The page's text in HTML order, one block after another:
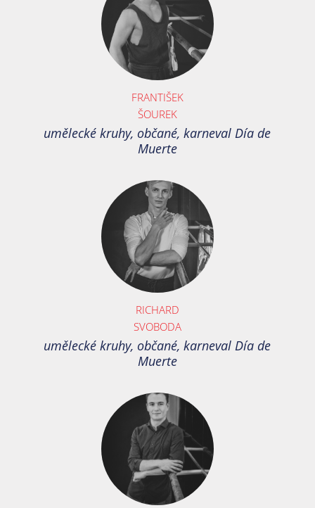
FRANTIŠEK
ŠOUREK
umělecké kruhy, občané, karneval Día de
Muerte
RICHARD
SVOBODA
umělecké kruhy, občané, karneval Día de
Muerte